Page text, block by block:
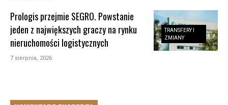
TRANSFERY I
ZMIANY
Prologis przejmie SEGRO. Powstanie
jeden z największych graczy na rynku
nieruchomości logistycznych
7 sierpnia, 2026